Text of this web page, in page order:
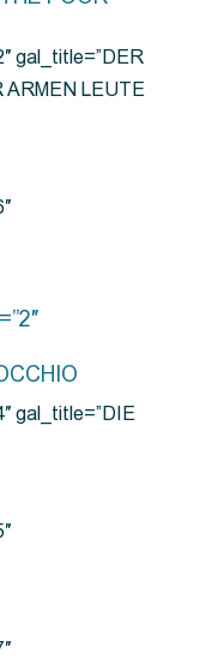
gal_title=”DER
ARMEN LEUTE
gal_title=”DIE